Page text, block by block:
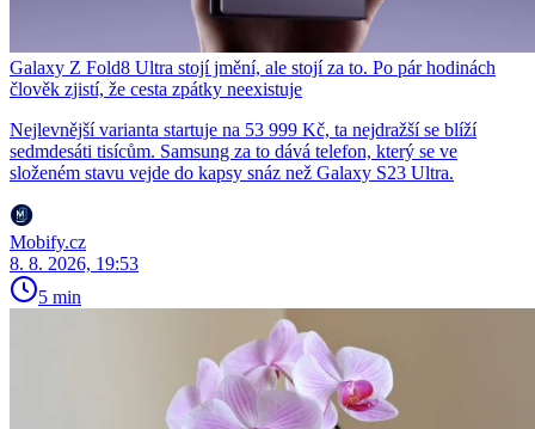
Galaxy Z Fold8 Ultra stojí jmění, ale stojí za to. Po pár hodinách
člověk zjistí, že cesta zpátky neexistuje
Nejlevnější varianta startuje na 53 999 Kč, ta nejdražší se blíží
sedmdesáti tisícům. Samsung za to dává telefon, který se ve
složeném stavu vejde do kapsy snáz než Galaxy S23 Ultra.
Mobify.cz
8. 8. 2026, 19:53
5 min